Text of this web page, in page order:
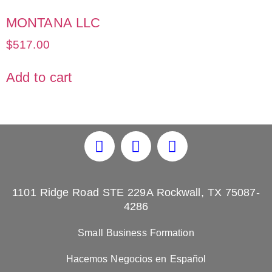
MONTANA LLC
$517.00
Add to cart
1101 Ridge Road STE 229A Rockwall, TX 75087-
4286
Small Business Formation
Hacemos Negocios en Español